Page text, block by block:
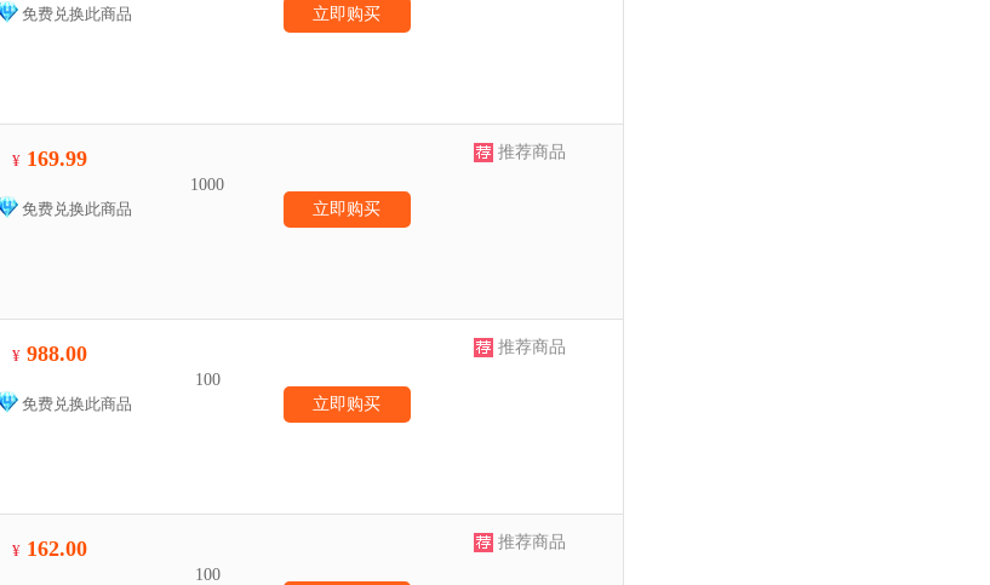
免费兑换此商品
立即购买
¥ 169.99
免费兑换此商品
1000
立即购买
推荐商品
¥ 988.00
免费兑换此商品
100
立即购买
推荐商品
¥ 162.00
100
推荐商品